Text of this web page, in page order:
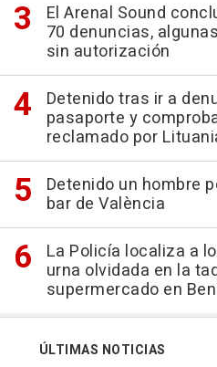
El Arenal Sound
70 denuncias,
sin autorización
Detenido tras ir a
pasaporte y
reclamado por
Detenido un hombre
bar de València
La Policía localiza a
urna olvidada en la
supermercado en
ÚLTIMAS NOTICIAS